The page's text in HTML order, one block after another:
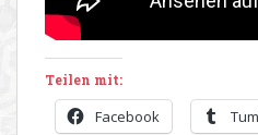
Teilen mit:
Facebook